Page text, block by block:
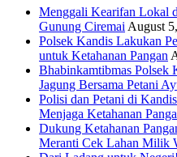
Menggali Kearifan Lokal
Gunung Ciremai August
Polsek Kandis Lakukan
untuk Ketahanan Pangan
Bhabinkamtibmas Polsek
Jagung Bersama Petani
Polisi dan Petani di
Menjaga Ketahanan
Dukung Ketahanan
Meranti Cek Lahan Milik